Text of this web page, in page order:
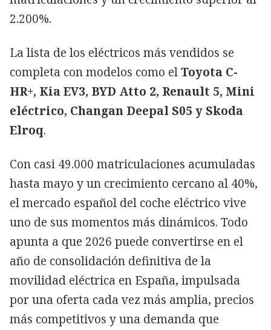
2.200%.
La lista de los eléctricos más vendidos se
completa con modelos como elToyota C-
HR+, Kia EV3, BYD Atto 2, Renault 5, Mini
eléctrico, Changan Deepal S05 y Skoda
Elroq.
Con casi 49.000 matriculaciones acumuladas
hasta mayo y un crecimiento cercano al 40%,
el mercado español del coche eléctrico vive
uno de sus momentos más dinámicos. Todo
apunta a que 2026 puede convertirse en el
año de consolidación definitiva de la
movilidad eléctrica en España, impulsada
por una oferta cada vez más amplia, precios
más competitivos y una demanda que